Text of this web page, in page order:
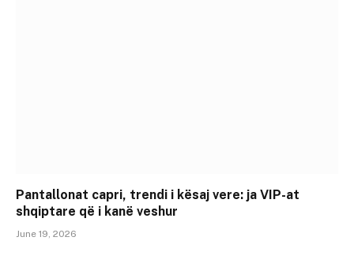
Pantallonat capri, trendi i kësaj vere: ja VIP-at
shqiptare që i kanë veshur
June 19, 2026